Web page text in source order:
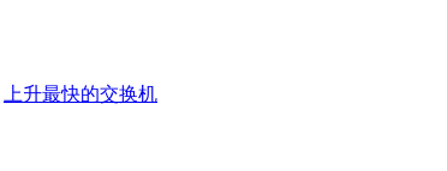
上升最快的交换机